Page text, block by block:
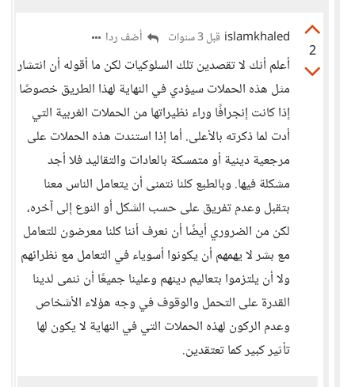
2
islamkhaled قبل 3 سنوات أضف ردا
أعلم أنك لا تقصدين تلك السلوكيات لكن ما أقوله أن انتشار
مثل هذه الحملات سيؤدي في النهاية لهذا الطريق خصوصًا
إذا كانت إنجرافًا وراء نظيراتها من الحملات الغربية التي
أدت لما ذكرته بالأعلى. أما إذا استندت هذه الحملات على
مرجعية دينية أو متمسكة بالعادات والتقاليد فلا أجد
مشكلة فيها. وبالطبع كلنا نتمنى أن يتعامل الناس معنا
بتقبل وعدم تفريق على حسب الشكل أو النوع إلى آخره،
لكن من الضروري أيضًا أن نعرف أننا كلنا معرضون للتعامل
مع بشر لا يهمهم أن يكونوا أسوياء في التعامل مع نظرائهم
ولا أن يلتزموا بتعاليم دينهم وعلينا جميعًا أن ننمى لدينا
القدرة على التحمل والوقوف في وجه هؤلاء الأشخاص
وعدم الركون لهذه الحملات التي في النهاية لا يكون لها
تأثير كبير كما تعتقدين.